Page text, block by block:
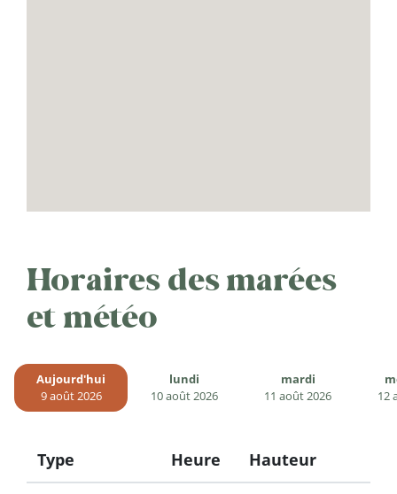
Horaires des marées
et météo
Aujourd'hui
9 août 2026
lundi
10 août 2026
mardi
11 août 2026
12
Type
Icon
Heure Hauteur